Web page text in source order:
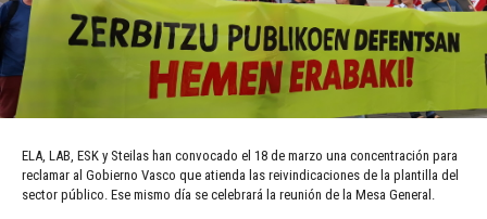
ELA, LAB, ESK y Steilas han convocado el 18 de marzo una concentración para
reclamar al Gobierno Vasco que atienda las reivindicaciones de la plantilla del
sector público. Ese mismo día se celebrará la reunión de la Mesa General.